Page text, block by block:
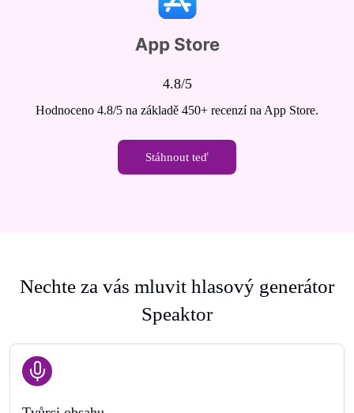
4.8/5
Hodnoceno 4.8/5 na základě 450+ recenzí na App Store.
Stáhnout teď
Nechte za vás mluvit hlasový generátor
Speaktor